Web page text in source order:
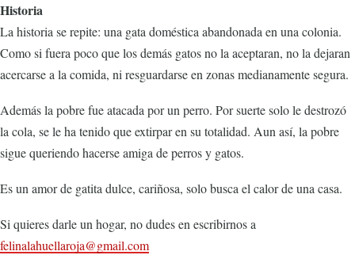
Historia
La historia se repite: una gata doméstica abandonada en una colonia.
Como si fuera poco que los demás gatos no la aceptaran, no la dejaran
acercarse a la comida, ni resguardarse en zonas medianamente segura.
Además la pobre fue atacada por un perro. Por suerte solo le destrozó
la cola, se le ha tenido que extirpar en su totalidad. Aun así, la pobre
sigue queriendo hacerse amiga de perros y gatos.
Es un amor de gatita dulce, cariñosa, solo busca el calor de una casa.
Si quieres darle un hogar, no dudes en escribirnos a
felinalahuellaroja@gmail.com